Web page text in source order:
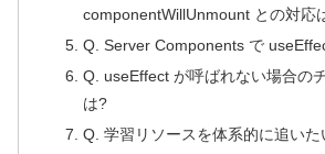
componentWillUnmount との対応
Q. Server Components で
Q. useEffect が呼ばれない場合の
は?
Q. 学習リソースを体系的に追いた